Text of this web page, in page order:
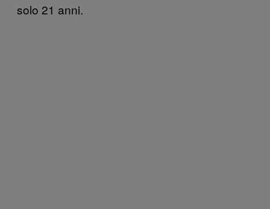
solo 21 anni.